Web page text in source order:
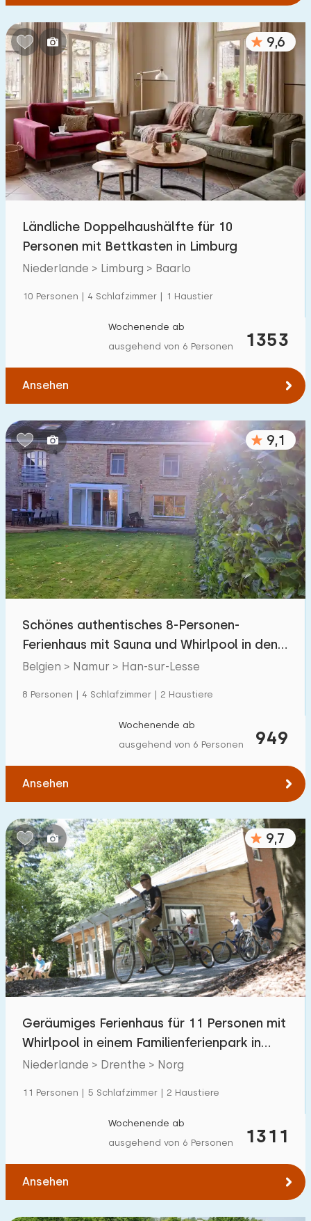
9,6
Ländliche Doppelhaushälfte für 10
Personen mit Bettkasten in Limburg
Niederlande > Limburg > Baarlo
10 Personen | 4 Schlafzimmer | 1 Haustier
1353
Wochenende ab
ausgehend von 6 Personen
Ansehen
9,1
Schönes authentisches 8-Personen-
Ferienhaus mit Sauna und Whirlpool in den
belgischen Arde
Belgien > Namur > Han-sur-Lesse
8 Personen | 4 Schlafzimmer | 2 Haustiere
949
Wochenende ab
ausgehend von 6 Personen
Ansehen
9,7
Geräumiges Ferienhaus für 11 Personen mit
Whirlpool in einem Familienferienpark in
Drenthe
Niederlande > Drenthe > Norg
11 Personen | 5 Schlafzimmer | 2 Haustiere
1311
Wochenende ab
ausgehend von 6 Personen
Ansehen